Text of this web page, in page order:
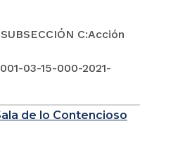
C:Acción
03-15-000-2021-
de lo Contencioso